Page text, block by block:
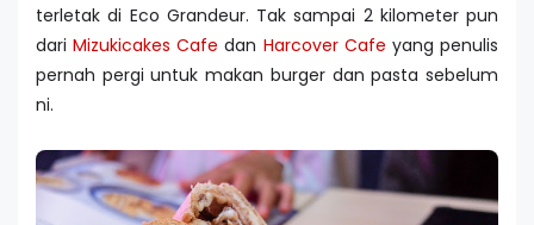
terletak di Eco Grandeur. Tak sampai 2 kilometer pun
dariMizukicakes Cafe dan Harcover Cafe yang penulis
pernah pergi untuk makan burger dan pasta sebelum
ni.